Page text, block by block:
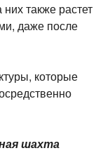
также растет
даже после
которые
шахта